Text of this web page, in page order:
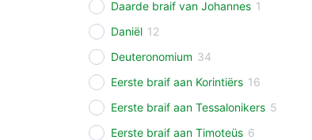
Daarde braif van Johannes 1
Daniël 12
Deuteronomium 34
Eerste braif aan Korintiërs 16
Eerste braif aan Tessalonikers 5
Eerste braif aan Timoteüs 6